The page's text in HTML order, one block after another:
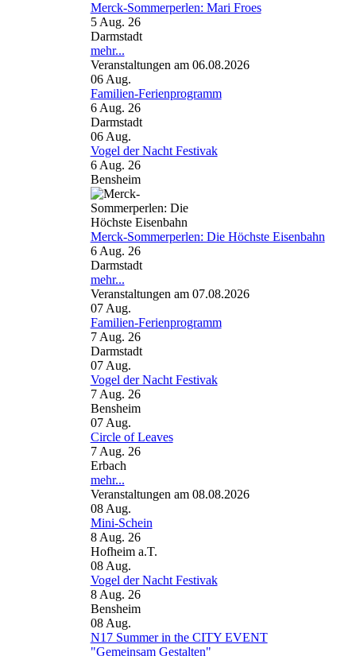
Merck-Sommerperlen: Mari Froes
5 Aug. 26
Darmstadt
mehr...
Veranstaltungen am 06.08.2026
06 Aug.
Familien-Ferienprogramm
6 Aug. 26
Darmstadt
06 Aug.
Vogel der Nacht Festivak
6 Aug. 26
Bensheim
Merck-Sommerperlen: Die Höchste Eisenbahn
6 Aug. 26
Darmstadt
mehr...
Veranstaltungen am 07.08.2026
07 Aug.
Familien-Ferienprogramm
7 Aug. 26
Darmstadt
07 Aug.
Vogel der Nacht Festivak
7 Aug. 26
Bensheim
07 Aug.
Circle of Leaves
7 Aug. 26
Erbach
mehr...
Veranstaltungen am 08.08.2026
08 Aug.
Mini-Schein
8 Aug. 26
Hofheim a.T.
08 Aug.
Vogel der Nacht Festivak
8 Aug. 26
Bensheim
08 Aug.
N17 Summer in the CITY EVENT
"Gemeinsam Gestalten"